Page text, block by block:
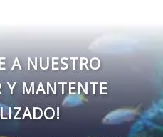
A NUESTRO
Y MANTENTE